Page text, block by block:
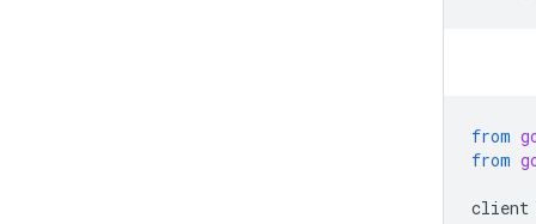
from
from
client